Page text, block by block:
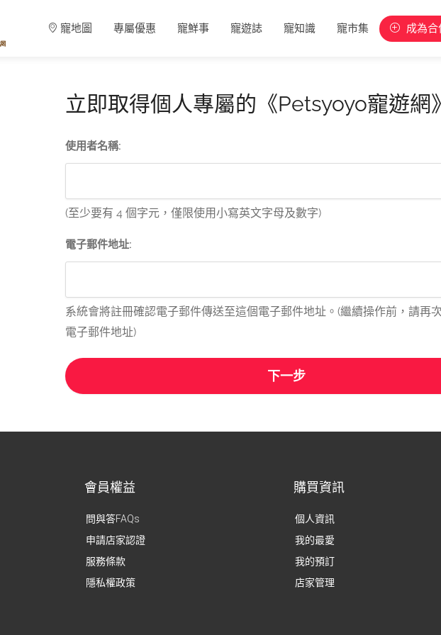
寵地圖 專屬優惠 寵鮮事 寵遊誌 寵知識 寵市集 成為合
立即取得個人專屬的《Petsyoyo寵遊網
使用者名稱:
(至少要有 4 個字元，僅限使用小寫英文字母及數字)
電子郵件地址:
系統會將註冊確認電子郵件傳送至這個電子郵件地址。(繼續操作前，請再
電子郵件地址)
會員權益
問與答FAQs
申請店家認證
服務條款
隱私權政策
購買資訊
個人資訊
我的最愛
我的預訂
店家管理